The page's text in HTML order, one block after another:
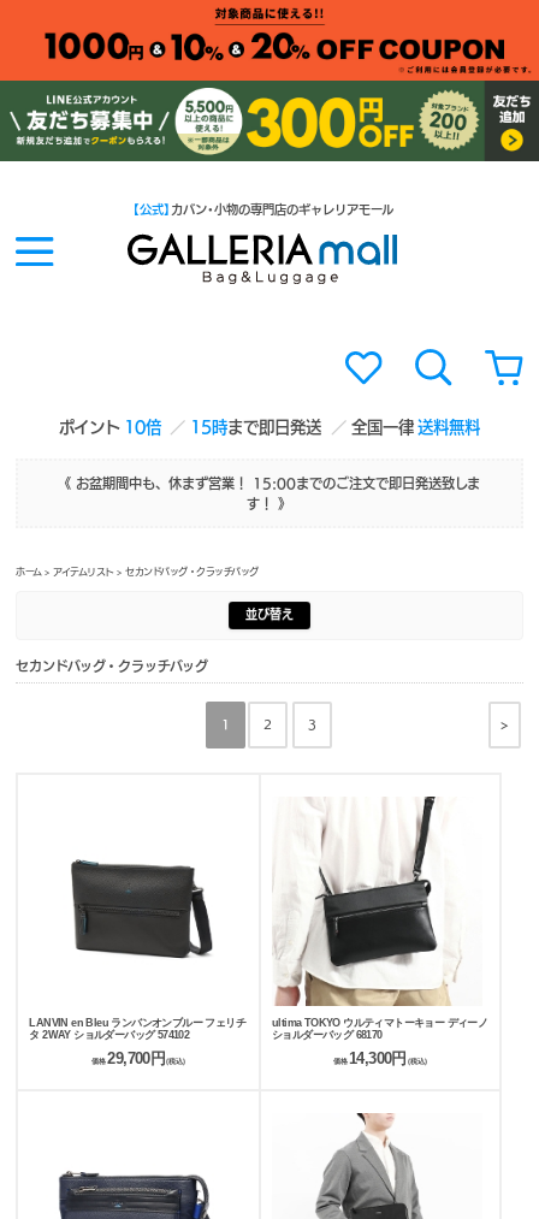
ポイント 10倍 15時まで即日発送 全国一律送料無料
【公式】 カバン・小物の専門店のギャレリアモール
《 お盆期間中も、休まず営業！ 15:00までのご注文で即日発送致しま
す！ 》
ホーム >アイテムリスト > セカンドバッグ・クラッチバッグ
並び替え
セカンドバッグ・クラッチバッグ
>
1 2 3
LANVIN en Bleu ランバンオンブルー フェリチ
タ 2WAY ショルダーバッグ 574102
価格 29,700円 (税込)
ultima TOKYO ウルティマトーキョー ディーノ
ショルダーバッグ 68170
価格14,300円 (税込)